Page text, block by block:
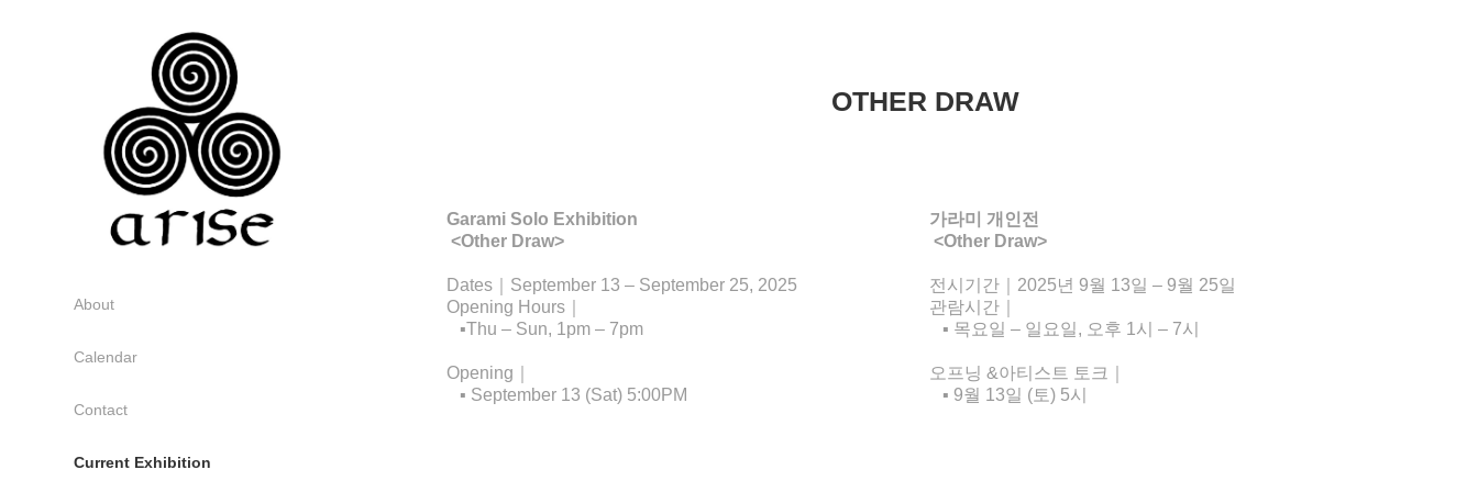
About
Calendar
Contact
Current Exhibition
OTHER DRAW
Garami Solo Exhibition
<Other Draw>
Dates｜September 13 – September 25, 2025
Opening Hours｜
▪️Thu – Sun, 1pm – 7pm
Opening｜
▪️ September 13 (Sat) 5:00PM
가라미 개인전
<Other Draw>
전시기간｜2025년 9월 13일 – 9월 25일
관람시간｜
▪️ 목요일 – 일요일, 오후 1시 – 7시
오프닝 &아티스트 토크｜
▪️ 9월 13일 (토) 5시